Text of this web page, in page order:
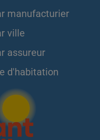
manufacturier
ville
assureur
d'habitation